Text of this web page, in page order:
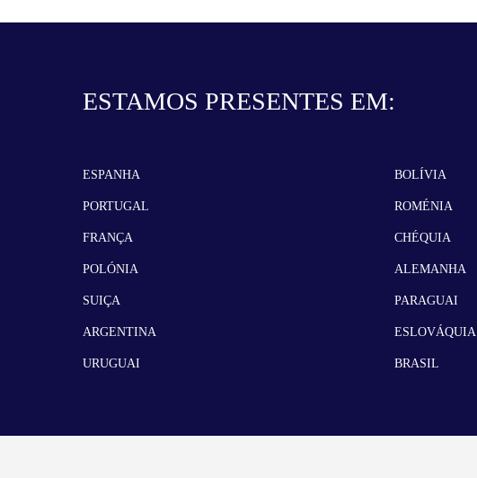
ESTAMOS PRESENTES EM:
ESPANHA
PORTUGAL
FRANÇA
POLÓNIA
SUIÇA
ARGENTINA
URUGUAI
BOLÍVIA
ROMÉNIA
CHÉQUIA
ALEMANHA
PARAGUAI
ESLOVÁQUIA
BRASIL